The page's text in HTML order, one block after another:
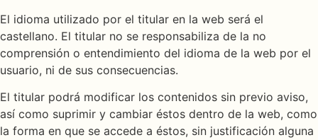
El idioma utilizado por el titular en la web será el
castellano. El titular no se responsabiliza de la no
comprensión o entendimiento del idioma de la web por el
usuario, ni de sus consecuencias.
El titular podrá modificar los contenidos sin previo aviso,
así como suprimir y cambiar éstos dentro de la web, como
la forma en que se accede a éstos, sin justificación alguna